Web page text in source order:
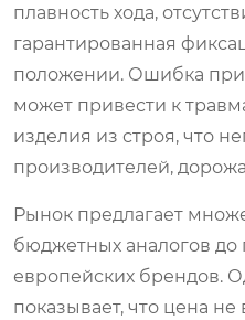
плавность хода,
гарантированная
положении. Ошибка
может привести к
изделия из строя, что
производителей,
Рынок предлагает
бюджетных аналогов
европейских брендов.
показывает, что цена не